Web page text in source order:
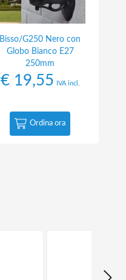
Bisso/G250 Nero con
Globo Bianco E27
250mm
€19,55 IVA incl.
Ordina ora